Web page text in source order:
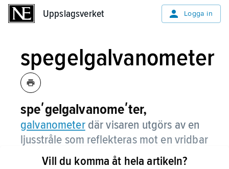
Uppslagsverket Logga in
spegelgalvanometer
speʹgelgalvanomeʹter,
galvanometerdär visaren utgörs av en
ljusstråle som reflekteras mot en vridbar
spegel.Vill du komma åt hela artikeln?